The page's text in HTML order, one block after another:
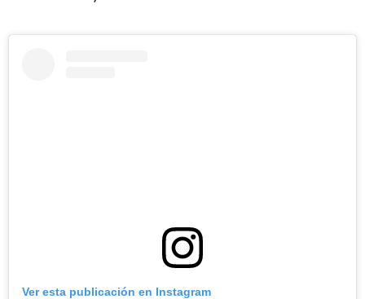
Ver esta publicación en Instagram